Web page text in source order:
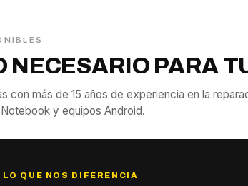
NECESARIO PARA
con más de 15 años de experiencia en la
y equipos Android.
LO QUE NOS DIFERENCIA